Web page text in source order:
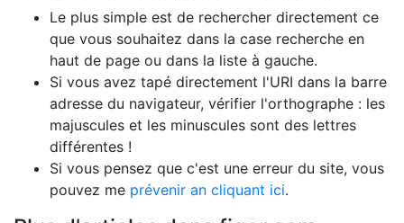
Le plus simple est de rechercher directement ce
que vous souhaitez dans la case recherche en
haut de page ou dans la liste à gauche.
Si vous avez tapé directement l'URI dans la barre
adresse du navigateur, vérifier l'orthographe : les
majuscules et les minuscules sont des lettres
différentes !
Si vous pensez que c'est une erreur du site, vous
pouvez me prévenir an cliquant ici.